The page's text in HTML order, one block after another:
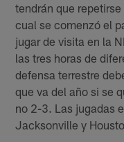
tendrán que
cual se comenzó el
jugar de visita en la
las tres horas de
defensa terrestre
que va del año si se
no 2-3. Las jugadas
Jacksonville y